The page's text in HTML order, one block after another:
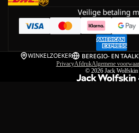
Veilige betaling
WINKELZOEKER BEREGIO- EN
PrivacyAfdrukAlgemene
© 2026 Jack Wolfskin